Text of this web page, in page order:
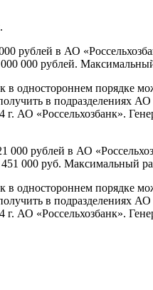
в АО
000 рублей.
в одностороннем порядке
в подразделениях АО
АО «Россельхозбанк».
рублей в АО
000 руб. Максимальный
в одностороннем порядке
в подразделениях АО
АО «Россельхозбанк».